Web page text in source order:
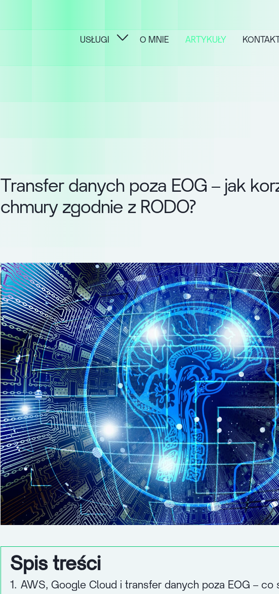
USŁUGI O MNIE ARTYKUŁY
Transfer danych poza EOG – jak kor
chmury zgodnie z RODO?
Spis treści
1. AWS, Google Cloud i transfer danych poza EOG – co